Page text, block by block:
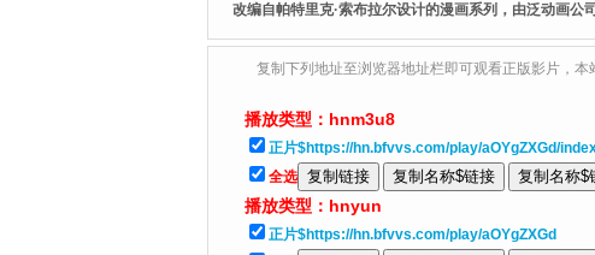
改编自帕特里克·索布拉尔设计的漫画系列，由泛动画公
复制下列地址至浏览器地址栏即可观看正版影片，本
播放类型： hnm3u8
正片$https://hn.bfvvs.com/play/aOYgZXGd/
全选
播放类型： hnyun
正片$https://hn.bfvvs.com/play/aOYgZXGd